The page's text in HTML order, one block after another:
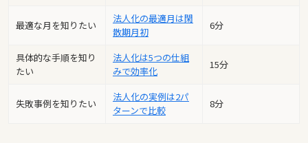
最適な月を知りたい
法人化の最適月は閑
散期月初
6分
具体的な手順を知り
たい
法人化は5つの仕組
みで効率化
15分
失敗事例を知りたい
法人化の実例は2パ
ターンで比較
8分